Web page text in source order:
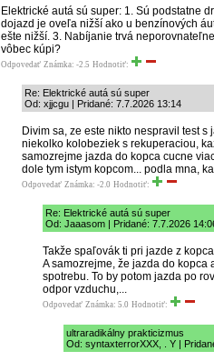
Elektrické autá sú super: 1. Sú podstatne
dojazd je oveľa nižší ako u benzínových
ešte nižší. 3. Nabíjanie trvá
vôbec kúpi?
Odpovedať Známka: -2.5 Hodnotiť:
Re: Elektrické autá sú super
Od: xjjcgu | Pridané: 7.7.2026 13:14
Divim sa, ze este nikto nespravil test
niekolko kolobeziek s rekuperaciou,
samozrejme jazda do kopca cucne
dole tym istym kopcom... podla mna,
Odpovedať Známka: -2.0 Hodnotiť:
Re: Elektrické autá sú super
Od: Jaaasom | Pridané: 7.7.2026
Takže spaľovák ti pri jazde z
A samozrejme, že jazda do kopca
spotrebu. To by potom jazda po
odpor vzduchu,...
Odpovedať Známka: 5.0 Hodnotiť:
ultraradikálny prakticizmus
Od: syntaxterrorXXX, . Y |